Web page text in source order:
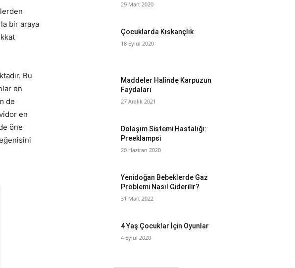
bir araya
Bu
en
de
en
öne
29 Mart 2020
Çocuklarda Kıskançlık
18 Eylül 2020
Maddeler Halinde Karpuzun
Faydaları
27 Aralık 2021
Dolaşım Sistemi Hastalığı:
Preeklampsi
20 Haziran 2020
Yenidoğan Bebeklerde Gaz
Problemi Nasıl Giderilir?
31 Mart 2022
4 Yaş Çocuklar İçin Oyunlar
4 Eylül 2020